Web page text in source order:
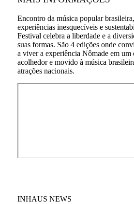
Encontro da música popular
experiências inesquecíveis e
Festival celebra a liberdade e a
suas formas. São 4 edições onde
a viver a experiência Nômade em um
acolhedor e movido à música
atrações nacionais.
INHAUS NEWS